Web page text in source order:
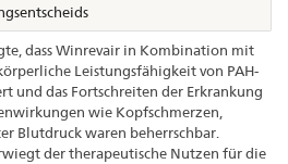
dass Winrevair in Kombination mit
Leistungsfähigkeit von PAH-
und das Fortschreiten der Erkrankung
wie Kopfschmerzen,
Blutdruck waren beherrschbar.
der therapeutische Nutzen für die